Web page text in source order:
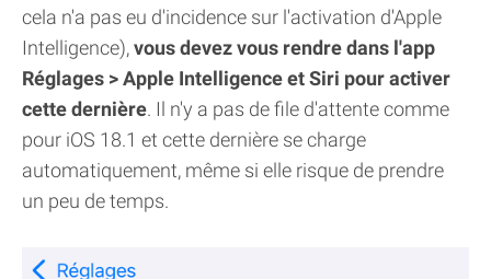
cela n'a pas eu d'incidence sur l'activation d'Apple
Intelligence),vous devez vous rendre dans l'app
Réglages > Apple Intelligence et Siri pour activer
cette dernière. Il n'y a pas de file d'attente comme
pour iOS 18.1 et cette dernière se charge
automatiquement, même si elle risque de prendre
un peu de temps.